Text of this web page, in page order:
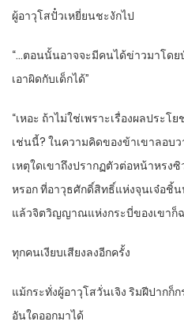
ผู้อาวุโสปั๋วเหยี่ยนชะงักไป
“…ตอนนั้นอาจจะมีคนได้ข่าวมาโด
เอาผิดกับเด็กได้”
“เหอะ ถ้าไม่ใช่เพราะเรื่องผลประโ
เช่นนี้? ในความคิดของข้าเขาลอบ
เหตุใดเขาถึงปรากฏตัวต่อหน้าหร
หรอก ที่อาวุธศักดิ์สิทธิ์แห่งจุนเจ๋อ
แล้วจิตวิญญาณแห่งกระบี่ของเขาก็
ทุกคนเงียบเสียงลงอีกครั้ง
แม้กระทั่งผู้อาวุโสวั่นเจิง ริมฝีปากก็
อันใดออกมาได้